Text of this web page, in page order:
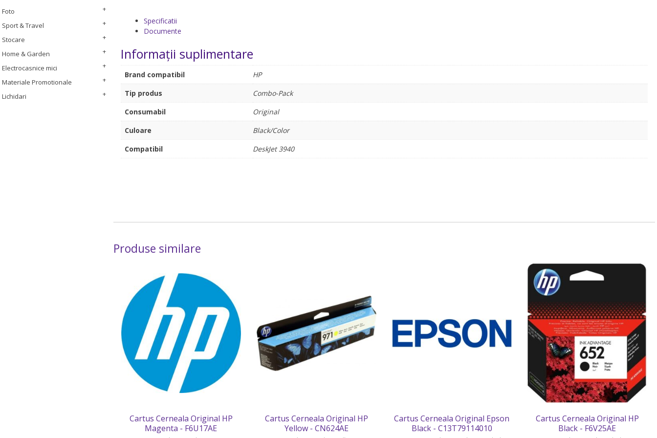
Foto
Sport & Travel
Stocare
Home & Garden
Electrocasnice mici
Materiale Promotionale
Lichidari
Specificatii
Documente
Informații suplimentare
Brand compatibil
HP
Tip produs
Combo-Pack
Consumabil
Original
Culoare
Black/Color
Compatibil
DeskJet 3940
Produse similare
Cartus Cerneala Original HP
Magenta - F6U17AE
Cartus Cerneala Original HP
Yellow - CN624AE
Cartus Cerneala Original Epson
Black - C13T79114010
Cartus Cerneala Original HP
Black - F6V25AE